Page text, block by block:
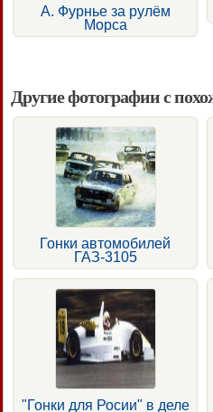
А. Фурнье за рулём
Морса
Другие фотографии с
Гонки автомобилей
ГАЗ-3105
"Гонки для Росии" в деле